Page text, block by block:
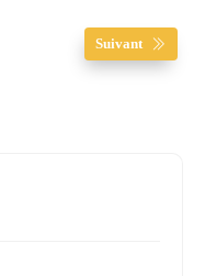
Suivant